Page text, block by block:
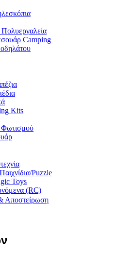
Camping
Kits
Puzzle
Toys
(RC)
Αποστείρωση